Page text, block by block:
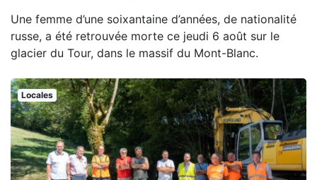
Une femme d’une soixantaine d’années, de nationalité
russe, a été retrouvée morte ce jeudi 6 août sur le
glacier du Tour, dans le massif du Mont-Blanc.
Locales